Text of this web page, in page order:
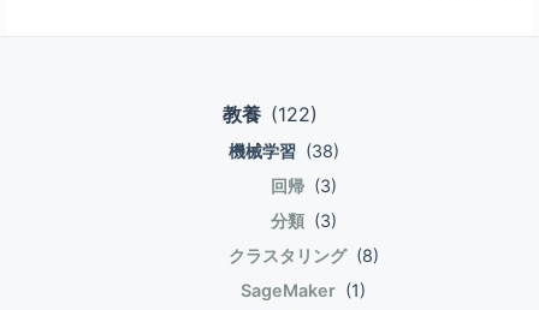
教養 (122)
機械学習 (38)
回帰 (3)
分類 (3)
クラスタリング (8)
SageMaker (1)